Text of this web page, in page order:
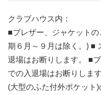
クラブハウス内：
■ブレザー、ジャケット
期６月～９月は除く。) ■
退場はお断りします。 ■
での入退場はお断りしま
(大型のふた付外ポケット